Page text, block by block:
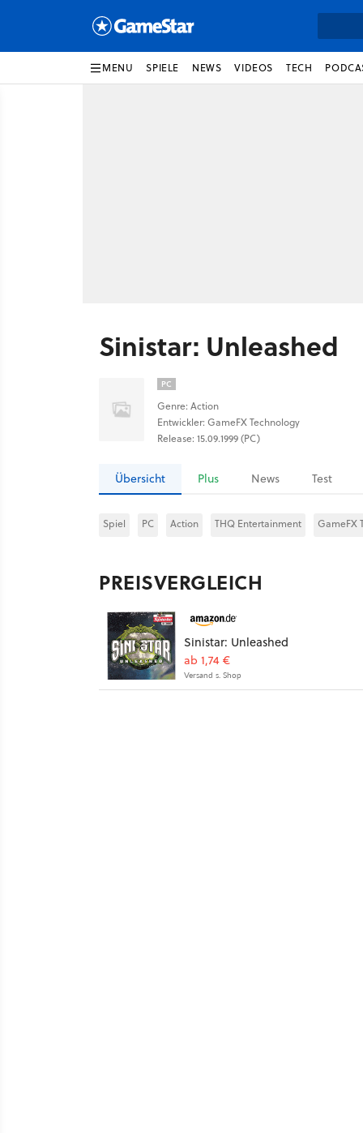
MENU SPIELE NEWS VIDEOS TECH
Sinistar: Unleashed
PC
Genre: Action
Entwickler: GameFX Technology
Release: 15.09.1999 (PC)
Übersicht Plus News Test
Spiel PC Action THQ Entertainment GameFX
PREISVERGLEICH
Sinistar: Unleashed
ab 1,74 €
Versand s. Shop